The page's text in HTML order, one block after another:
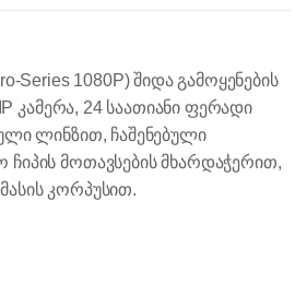
Series 1080P) შიდა გამოყენების
კამერა, 24 საათიანი ფერადი
ლინზით, ჩაშენებული
მოთავსების მხარდაჭერით,
კორპუსით.